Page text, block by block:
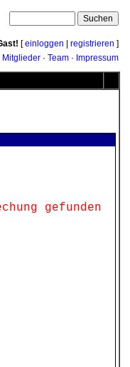
[einloggen registrieren ]
Mitglieder · Team · Impressum
gefunden